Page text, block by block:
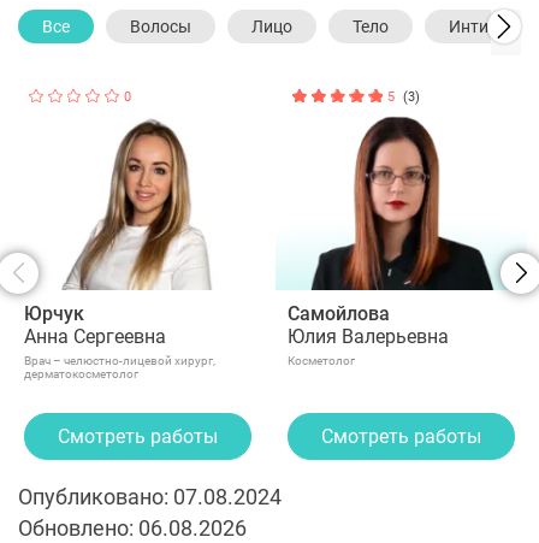
Все Волосы Лицо Тело Интимная
Юрчук
Анна Сергеевна
0
Врач – челюстно-лицевой хирург,
дерматокосметолог
Смотреть работы
Самойлова
Юлия Валерьевна
5 (3)
Косметолог
Смотреть работы
Опубликовано: 07.08.2024
Обновлено: 06.08.2026